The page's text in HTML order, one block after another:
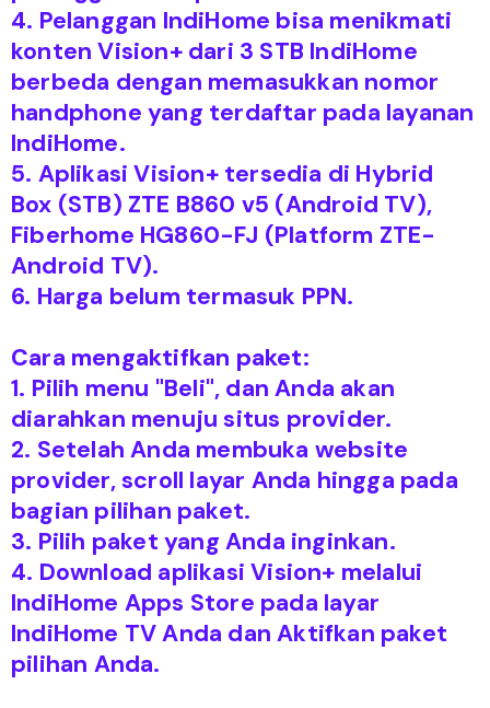
4. Pelanggan IndiHome bisa menikmati
konten Vision+ dari 3 STB IndiHome
berbeda dengan memasukkan nomor
handphone yang terdaftar pada layanan
IndiHome.
5. Aplikasi Vision+ tersedia di Hybrid
Box (STB) ZTE B860 v5 (Android TV),
Fiberhome HG860-FJ (Platform ZTE-
Android TV).
6. Harga belum termasuk PPN.
Cara mengaktifkan paket:
1. Pilih menu "Beli", dan Anda akan
diarahkan menuju situs provider.
2. Setelah Anda membuka website
provider, scroll layar Anda hingga pada
bagian pilihan paket.
3. Pilih paket yang Anda inginkan.
4. Download aplikasi Vision+ melalui
IndiHome Apps Store pada layar
IndiHome TV Anda dan Aktifkan paket
pilihan Anda.